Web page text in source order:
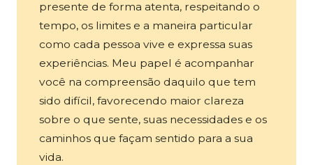
presente de forma atenta, respeitando o
tempo, os limites e a maneira particular
como cada pessoa vive e expressa suas
experiências. Meu papel é acompanhar
você na compreensão daquilo que tem
sido difícil, favorecendo maior clareza
sobre o que sente, suas necessidades e os
caminhos que façam sentido para a sua
vida.